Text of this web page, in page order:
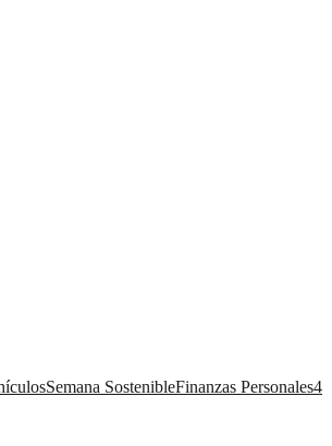
Semana SostenibleFinanzas Personales4